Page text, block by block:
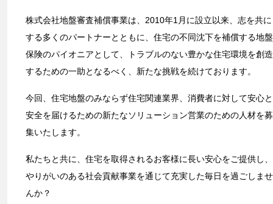
株式会社地盤審査補償事業は、2010年1月に設立以来、志を共に
する多くのパートナーとともに、住宅の不同沈下を補償する地盤
保険のパイオニアとして、トラブルのない豊かな住宅環境を創造
するための一助となるべく、新たな挑戦を続けております。
今回、住宅地盤のみならず住宅関連業界、消費者に対して安心と
安全を届けるための新たなソリューション営業のための人材を募
集いたします。
私たちと共に、住宅を取得されるお客様に長い安心をご提供し、
やりがいのある社会貢献事業を通じて充実した毎日を過ごしませ
んか？